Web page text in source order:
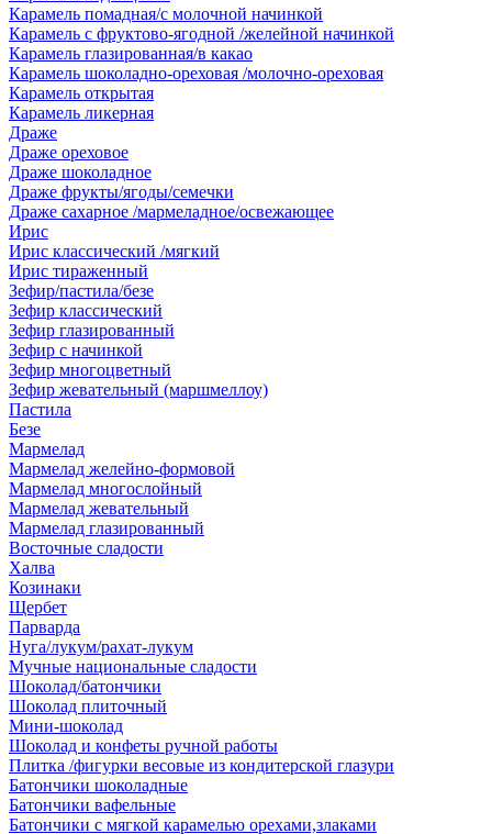
Карамель помадная/с молочной начинкой
Карамель с фруктово-ягодной /желейной начинкой
Карамель глазированная/в какао
Карамель шоколадно-ореховая /молочно-ореховая
Карамель открытая
Карамель ликерная
Драже
Драже ореховое
Драже шоколадное
Драже фрукты/ягоды/семечки
Драже сахарное /мармеладное/освежающее
Ирис
Ирис классический /мягкий
Ирис тираженный
Зефир/пастила/безе
Зефир классический
Зефир глазированный
Зефир с начинкой
Зефир многоцветный
Зефир жевательный (маршмеллоу)
Пастила
Безе
Мармелад
Мармелад желейно-формовой
Мармелад многослойный
Мармелад жевательный
Мармелад глазированный
Восточные сладости
Халва
Козинаки
Щербет
Парварда
Нуга/лукум/рахат-лукум
Мучные национальные сладости
Шоколад/батончики
Шоколад плиточный
Мини-шоколад
Шоколад и конфеты ручной работы
Плитка /фигурки весовые из кондитерской глазури
Батончики шоколадные
Батончики вафельные
Батончики с мягкой карамелью орехами,злаками